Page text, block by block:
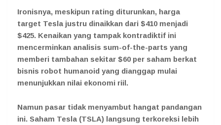
Ironisnya, meskipun rating diturunkan, harga
target Tesla justru dinaikkan dari $410 menjadi
$425. Kenaikan yang tampak kontradiktif ini
mencerminkan analisis sum-of-the-parts yang
memberi tambahan sekitar $60 per saham berkat
bisnis robot humanoid yang dianggap mulai
menunjukkan nilai ekonomi riil.
Namun pasar tidak menyambut hangat pandangan
ini. Saham Tesla (TSLA) langsung terkoreksi lebih